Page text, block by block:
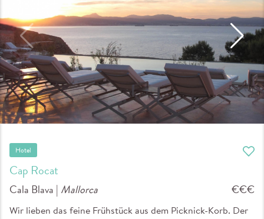
Cap Rocat
Hotel
Cala Blava | Mallorca €€€
Wir lieben das feine Frühstück aus dem Picknick-Korb. Der